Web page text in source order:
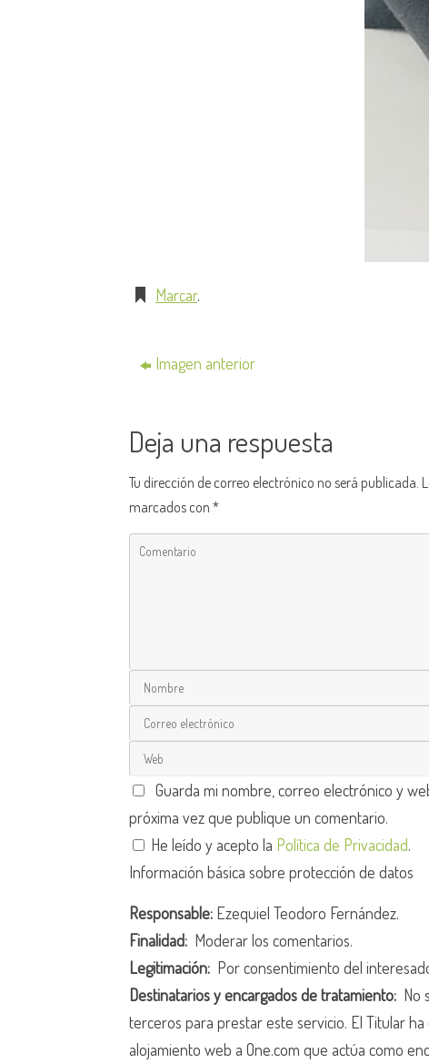
Marcar.
Imagen anterior
Deja una respuesta
Tu dirección de correo electrónico no será publicada.
marcados con*
Guarda mi nombre, correo electrónico y
próxima vez que publique un comentario.
He leído y acepto la Política de Privacidad.
Información básica sobre protección de datos
Responsable: Ezequiel Teodoro Fernández.
Finalidad: Moderar los comentarios.
Legitimación: Por consentimiento del
Destinatarios y encargados de tratamiento: No
terceros para prestar este servicio. El Titular
alojamiento web a One.com que actúa como